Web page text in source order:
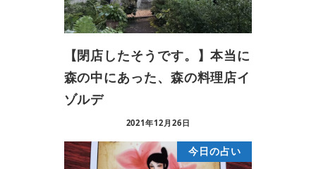
【閉店したそうです。】本当に
森の中にあった、森の料理店イ
ゾルデ
2021年12月26日
今日の占い